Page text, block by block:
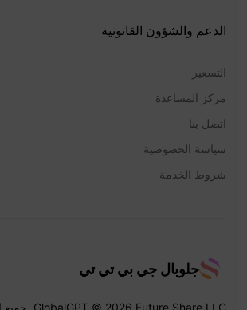
الدعم والشؤون القانونية
التسعير
مركز المساعدة
اتصل بنا
سياسة الخصوصية
شروط الخدمة
جلوبال جي بي تي تي